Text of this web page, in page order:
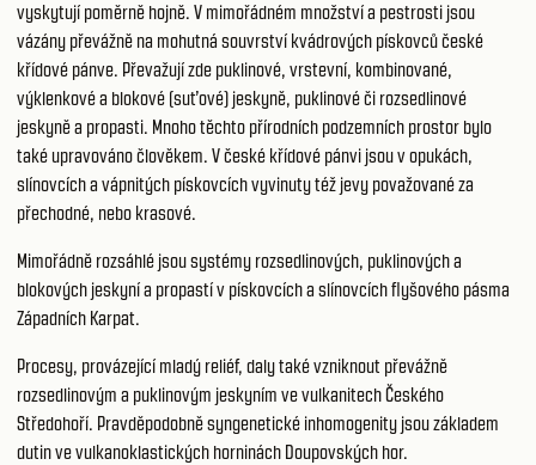
vyskytují poměrně hojně. V mimořádném množství a pestrosti jsou
vázány převážně na mohutná souvrství kvádrových pískovců české
křídové pánve. Převažují zde puklinové, vrstevní, kombinované,
výklenkové a blokové (suťové) jeskyně, puklinové či rozsedlinové
jeskyně a propasti. Mnoho těchto přírodních podzemních prostor bylo
také upravováno člověkem. V české křídové pánvi jsou v opukách,
slínovcích a vápnitých pískovcích vyvinuty též jevy považované za
přechodné, nebo krasové.
Mimořádně rozsáhlé jsou systémy rozsedlinových, puklinových a
blokových jeskyní a propastí v pískovcích a slínovcích flyšového pásma
Západních Karpat.
Procesy, provázející mladý reliéf, daly také vzniknout převážně
rozsedlinovým a puklinovým jeskyním ve vulkanitech Českého
Středohoří. Pravděpodobně syngenetické inhomogenity jsou základem
dutin ve vulkanoklastických horninách Doupovských hor.